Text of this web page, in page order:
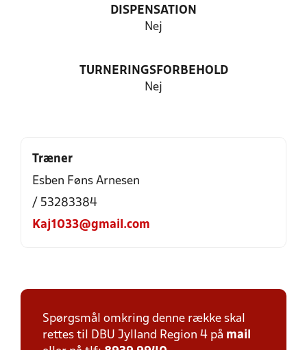
DISPENSATION
Nej
TURNERINGSFORBEHOLD
Nej
Træner
Esben Føns Arnesen
/ 53283384
Kaj1033@gmail.com
Spørgsmål omkring denne række skal
rettes til DBU Jylland Region 4 på mail